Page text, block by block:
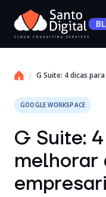
G Suite: 4 dicas
GOOGLE WORKSPACE
G Suite:
melhorar